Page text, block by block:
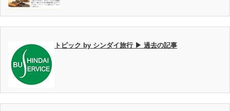
トピック by シンダイ旅行 ▶ 過去の記事